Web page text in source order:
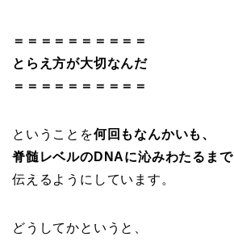
＝＝＝＝＝＝＝＝＝＝
とらえ方が大切なんだ
＝＝＝＝＝＝＝＝＝＝
ということを何回もなんかいも、
脊髄レベルのDNAに沁みわたるまで
伝えるようにしています。
どうしてかというと、